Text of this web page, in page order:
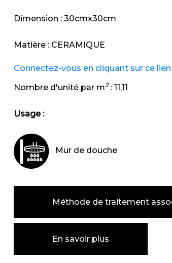
Dimension : 30cmx30cm
Matière : CERAMIQUE
Connectez-vous en cliquant sur ce
Nombre d'unité par m2: 11,11
Usage :
Mur de douche
Méthode de traitement
En savoir plus